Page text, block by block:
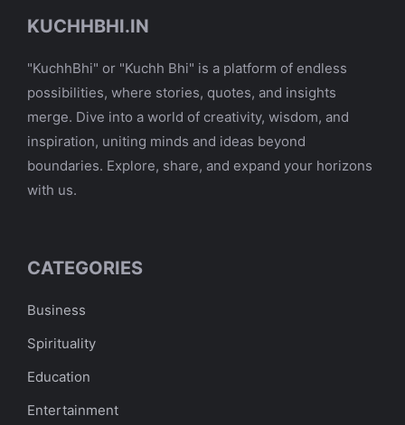
KUCHHBHI.IN
"KuchhBhi" or "Kuchh Bhi" is a platform of endless
possibilities, where stories, quotes, and insights
merge. Dive into a world of creativity, wisdom, and
inspiration, uniting minds and ideas beyond
boundaries. Explore, share, and expand your horizons
with us.
CATEGORIES
Business
Spirituality
Education
Entertainment